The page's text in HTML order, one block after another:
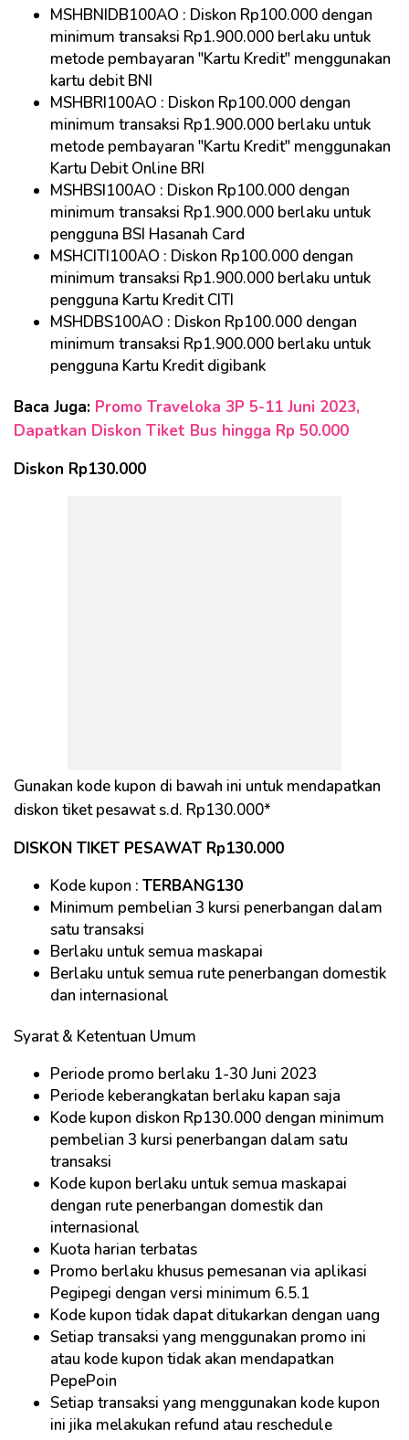
MSHBNIDB100AO : Diskon Rp100.000 dengan
minimum transaksi Rp1.900.000 berlaku untuk
metode pembayaran "Kartu Kredit" menggunakan
kartu debit BNI
MSHBRI100AO : Diskon Rp100.000 dengan
minimum transaksi Rp1.900.000 berlaku untuk
metode pembayaran "Kartu Kredit" menggunakan
Kartu Debit Online BRI
MSHBSI100AO : Diskon Rp100.000 dengan
minimum transaksi Rp1.900.000 berlaku untuk
pengguna BSI Hasanah Card
MSHCITI100AO : Diskon Rp100.000 dengan
minimum transaksi Rp1.900.000 berlaku untuk
pengguna Kartu Kredit CITI
MSHDBS100AO : Diskon Rp100.000 dengan
minimum transaksi Rp1.900.000 berlaku untuk
pengguna Kartu Kredit digibank
Baca Juga: Promo Traveloka 3P 5-11 Juni 2023,
Dapatkan Diskon Tiket Bus hingga Rp 50.000
Diskon Rp130.000
Gunakan kode kupon di bawah ini untuk mendapatkan
diskon tiket pesawat s.d. Rp130.000*
DISKON TIKET PESAWAT Rp130.000
Kode kupon : TERBANG130
Minimum pembelian 3 kursi penerbangan dalam
satu transaksi
Berlaku untuk semua maskapai
Berlaku untuk semua rute penerbangan domestik
dan internasional
Syarat & Ketentuan Umum
Periode promo berlaku 1-30 Juni 2023
Periode keberangkatan berlaku kapan saja
Kode kupon diskon Rp130.000 dengan minimum
pembelian 3 kursi penerbangan dalam satu
transaksi
Kode kupon berlaku untuk semua maskapai
dengan rute penerbangan domestik dan
internasional
Kuota harian terbatas
Promo berlaku khusus pemesanan via aplikasi
Pegipegi dengan versi minimum 6.5.1
Kode kupon tidak dapat ditukarkan dengan uang
Setiap transaksi yang menggunakan promo ini
atau kode kupon tidak akan mendapatkan
PepePoin
Setiap transaksi yang menggunakan kode kupon
ini jika melakukan refund atau reschedule